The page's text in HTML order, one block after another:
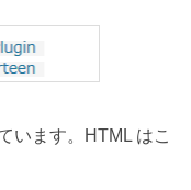
います。HTML はこ